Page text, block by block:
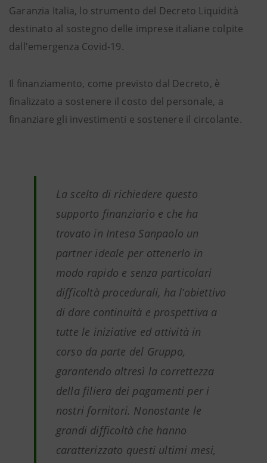
Garanzia Italia, lo strumento del Decreto Liquidità
destinato al sostegno delle imprese italiane colpite
dall'emergenza Covid-19.
Il finanziamento, come previsto dal Decreto, è
finalizzato a sostenere il costo del personale, a
finanziare gli investimenti e sostenere il circolante.
La scelta di richiedere questo
supporto finanziario e che ha
trovato in Intesa Sanpaolo un
partner ideale per ottenerlo in
modo rapido e senza particolari
difficoltà procedurali, ha l’obiettivo
di dare continuità e prospettiva a
tutte le iniziative ed attività in
corso da parte del Gruppo,
garantendo altresì la correttezza
della filiera dei pagamenti per i
nostri fornitori. Nonostante le
grandi difficoltà che hanno
caratterizzato questi ultimi mesi,